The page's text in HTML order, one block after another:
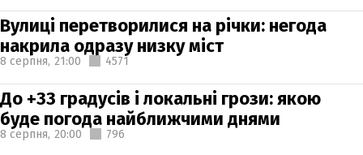
Вулиці перетворилися на річки: негода
накрила одразу низку міст
8 серпня, 21:00 4571
До +33 градусів і локальні грози: якою
буде погода найближчими днями
8 серпня, 20:00 796